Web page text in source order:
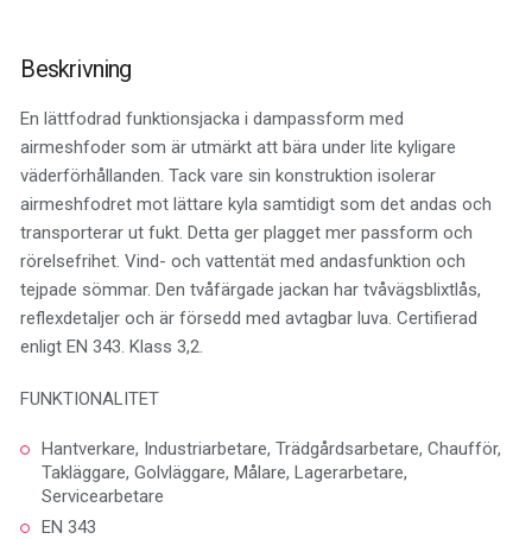
Beskrivning
En lättfodrad funktionsjacka i dampassform med
airmeshfoder som är utmärkt att bära under lite kyligare
väderförhållanden. Tack vare sin konstruktion isolerar
airmeshfodret mot lättare kyla samtidigt som det andas och
transporterar ut fukt. Detta ger plagget mer passform och
rörelsefrihet. Vind- och vattentät med andasfunktion och
tejpade sömmar. Den tvåfärgade jackan har tvåvägsblixtlås,
reflexdetaljer och är försedd med avtagbar luva. Certifierad
enligt EN 343. Klass 3,2.
FUNKTIONALITET
Hantverkare, Industriarbetare, Trädgårdsarbetare, Chaufför,
Takläggare, Golvläggare, Målare, Lagerarbetare,
Servicearbetare
EN 343